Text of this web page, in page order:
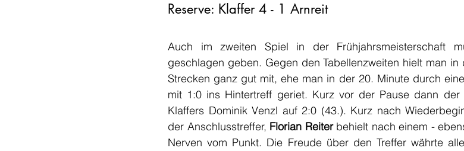
Reserve: Klaffer 4 - 1 Arnreit
Auch im zweiten Spiel in der Frühjahrsmeisterschaft
geschlagen geben. Gegen den Tabellenzweiten hielt man
Strecken ganz gut mit, ehe man in der 20. Minute durch
mit 1:0 ins Hintertreff geriet. Kurz vor der Pause dann der
Klaffers Dominik Venzl auf 2:0 (43.). Kurz nach
der Anschlusstreffer, Florian Reiter behielt nach einem -
Nerven vom Punkt. Die Freude über den Treffer währte